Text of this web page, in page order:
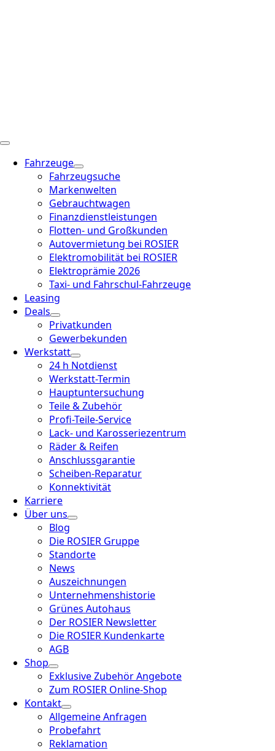
Fahrzeuge
Fahrzeugsuche
Markenwelten
Gebrauchtwagen
Finanzdienstleistungen
Flotten- und Großkunden
Autovermietung bei ROSIER
Elektromobilität bei ROSIER
Elektroprämie 2026
Taxi- und Fahrschul-Fahrzeuge
Leasing
Deals
Privatkunden
Gewerbekunden
Werkstatt
24 h Notdienst
Werkstatt-Termin
Hauptuntersuchung
Teile & Zubehör
Profi-Teile-Service
Lack- und Karosseriezentrum
Räder & Reifen
Anschlussgarantie
Scheiben-Reparatur
Konnektivität
Karriere
Über uns
Blog
Die ROSIER Gruppe
Standorte
News
Auszeichnungen
Unternehmenshistorie
Grünes Autohaus
Der ROSIER Newsletter
Die ROSIER Kundenkarte
AGB
Shop
Exklusive Zubehör Angebote
Zum ROSIER Online-Shop
Kontakt
Allgemeine Anfragen
Probefahrt
Reklamation